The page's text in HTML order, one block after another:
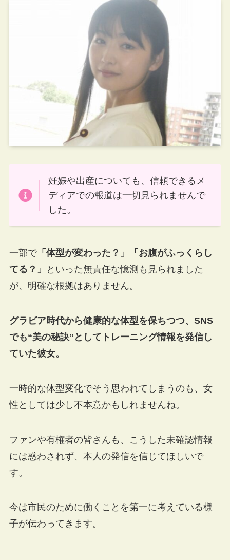
妊娠や出産についても、信頼できるメ
ディアでの報道は一切見られませんで
した。
一部で「体型が変わった？」「お腹がふっくらし
てる？」
といった無責任な憶測も見られました
が、明確な根拠はありません。
グラビア時代から健康的な体型を保ちつつ、SNS
でも“美の秘訣”としてトレーニング情報を発信し
ていた彼女。
一時的な体型変化でそう思われてしまうのも、女
性としては少し不本意かもしれませんね。
ファンや有権者の皆さんも、こうした未確認情報
には惑わされず、本人の発信を信じてほしいで
す。
今は市民のために働くことを第一に考えている様
子が伝わってきます。